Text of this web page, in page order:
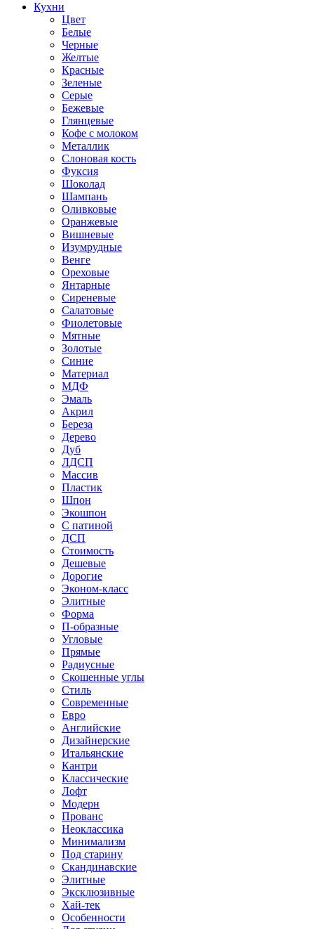
Кухни
Цвет
Белые
Черные
Желтые
Красные
Зеленые
Серые
Бежевые
Глянцевые
Кофе с молоком
Металлик
Слоновая кость
Фуксия
Шоколад
Шампань
Оливковые
Оранжевые
Вишневые
Изумрудные
Венге
Ореховые
Янтарные
Сиреневые
Салатовые
Фиолетовые
Мятные
Золотые
Синие
Материал
МДФ
Эмаль
Акрил
Береза
Дерево
Дуб
ЛДСП
Массив
Пластик
Шпон
Экошпон
С патиной
ДСП
Стоимость
Дешевые
Дорогие
Эконом-класс
Элитные
Форма
П-образные
Угловые
Прямые
Радиусные
Скошенные углы
Стиль
Современные
Евро
Английские
Дизайнерские
Итальянские
Кантри
Классические
Лофт
Модерн
Прованс
Неоклассика
Минимализм
Под старину
Скандинавские
Элитные
Эксклюзивные
Хай-тек
Особенности